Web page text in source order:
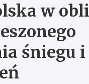
w
śniegu i